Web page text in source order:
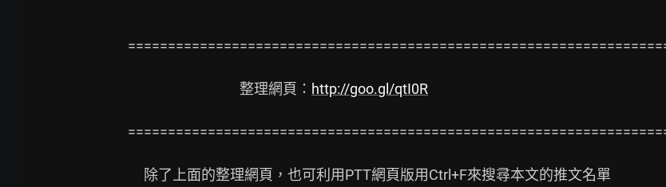
       　　　　　　 整理網頁：
http://goo.gl/qtI0R